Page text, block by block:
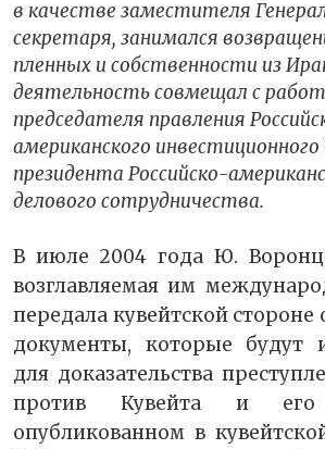
в качестве заместителя
секретаря, занимался
пленных и собственности из
деятельность совмещал с
председателя правления
американского инвестиционного
президента Российско-
делового сотрудничества.
В июле 2004 года Ю.
возглавляемая им
передала кувейтской
документы, которые будут
для доказательства
против Кувейта и
опубликованном в